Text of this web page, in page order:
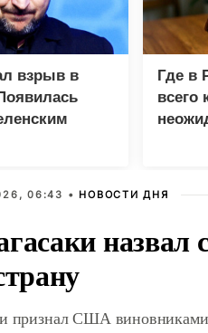
взрыв в
Где в
всего
06:43 • НОВОСТИ ДНЯ
назвал
признал США